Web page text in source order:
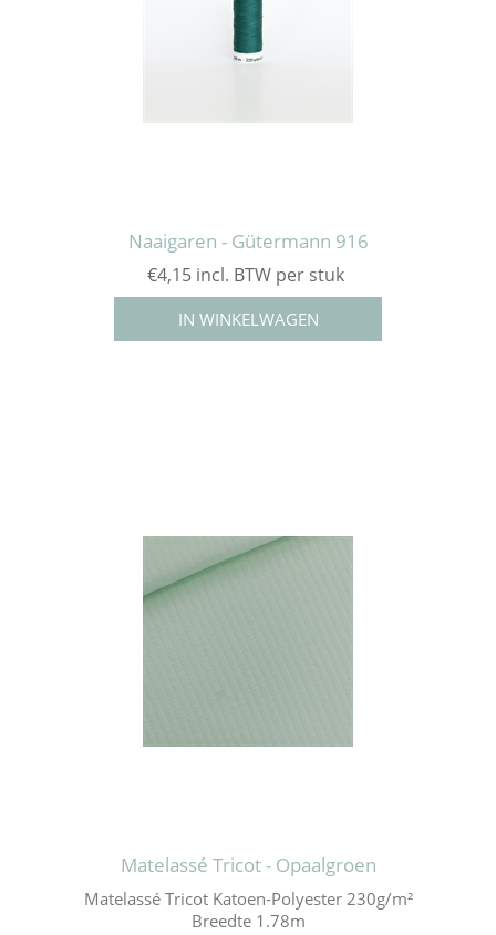
Naaigaren - Gütermann 916
€4,15 incl. BTW per stuk
Matelassé Tricot - Opaalgroen
Matelassé Tricot Katoen-Polyester 230g/m²
Breedte 1.78m